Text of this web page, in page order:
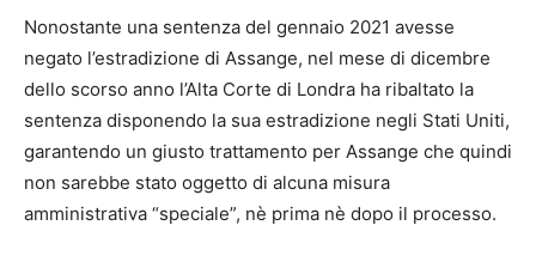
Nonostante una sentenza del gennaio 2021 avesse
negato l’estradizione di Assange, nel mese di dicembre
dello scorso anno l’Alta Corte di Londra ha ribaltato la
sentenza disponendo la sua estradizione negli Stati Uniti,
garantendo un giusto trattamento per Assange che quindi
non sarebbe stato oggetto di alcuna misura
amministrativa “speciale”, nè prima nè dopo il processo.